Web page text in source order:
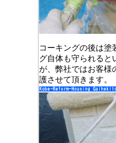
コーキングの後は塗
グ自体も守られると
が、弊社ではお客様
護させて頂きます。